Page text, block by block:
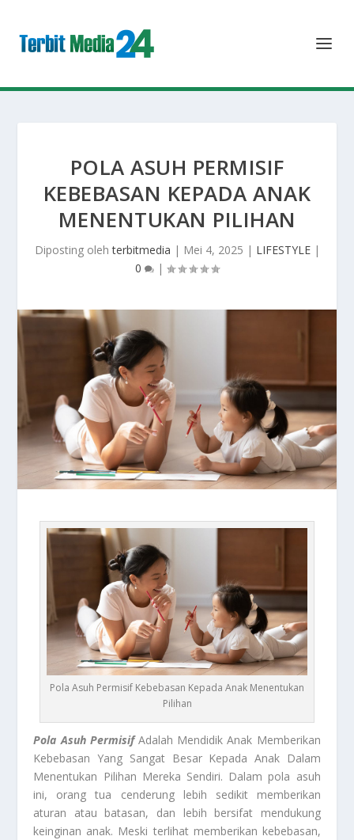
POLA ASUH PERMISIF
KEBEBASAN KEPADA ANAK
MENENTUKAN PILIHAN
Diposting olehterbitmedia | Mei 4, 2025 | LIFESTYLE|
0
|
Pola Asuh Permisif Kebebasan Kepada Anak Menentukan
Pilihan
Pola Asuh PermisifAdalah Mendidik Anak Memberikan
Kebebasan Yang Sangat Besar Kepada Anak Dalam
Menentukan Pilihan Mereka Sendiri. Dalam pola asuh
ini, orang tua cenderung lebih sedikit memberikan
aturan atau batasan, dan lebih bersifat mendukung
keinginan anak. Meski terlihat memberikan kebebasan,